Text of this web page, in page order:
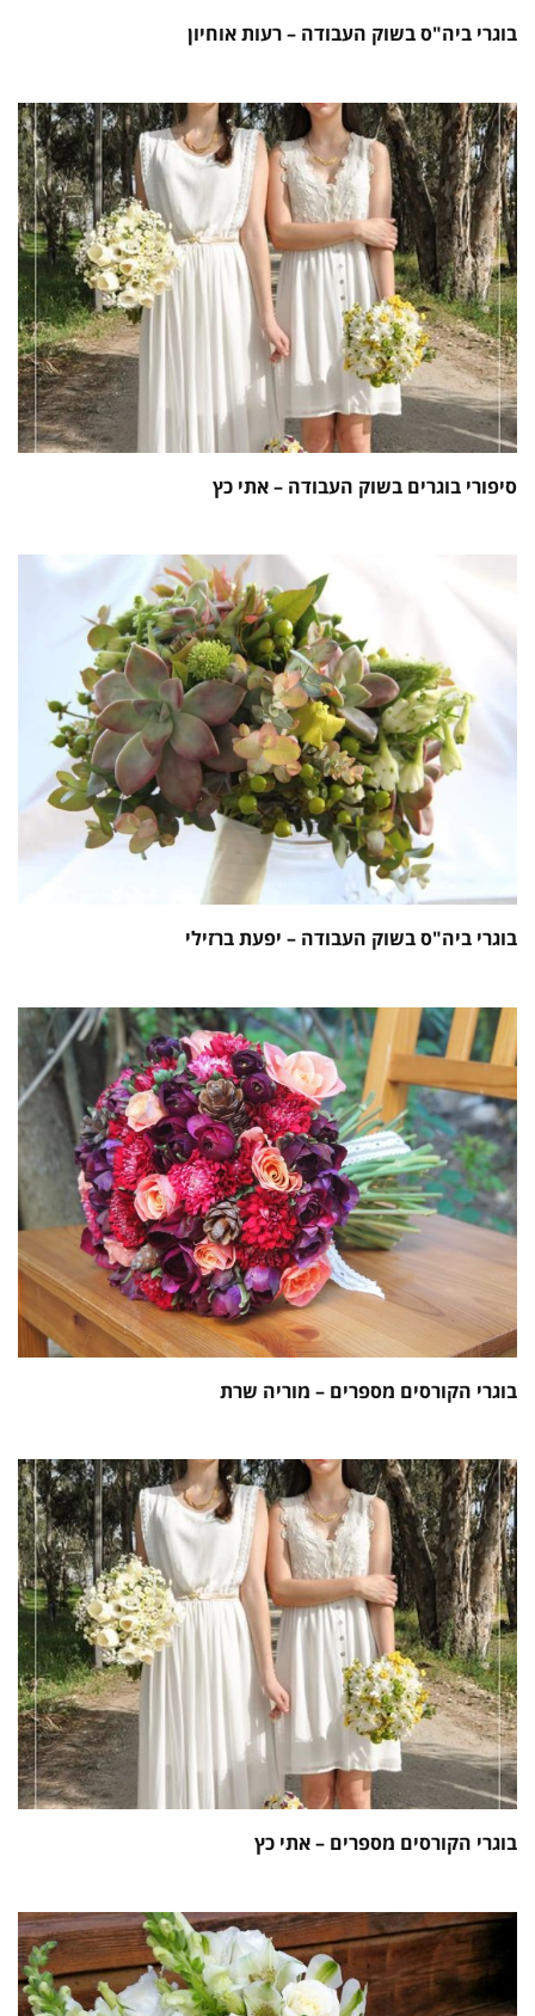
בוגרי ביה"ס בשוק העבודה – רעות אוחיון
סיפורי בוגרים בשוק העבודה – אתי כץ
בוגרי ביה"ס בשוק העבודה – יפעת ברזילי
בוגרי הקורסים מספרים – מוריה שרת
בוגרי הקורסים מספרים – אתי כץ